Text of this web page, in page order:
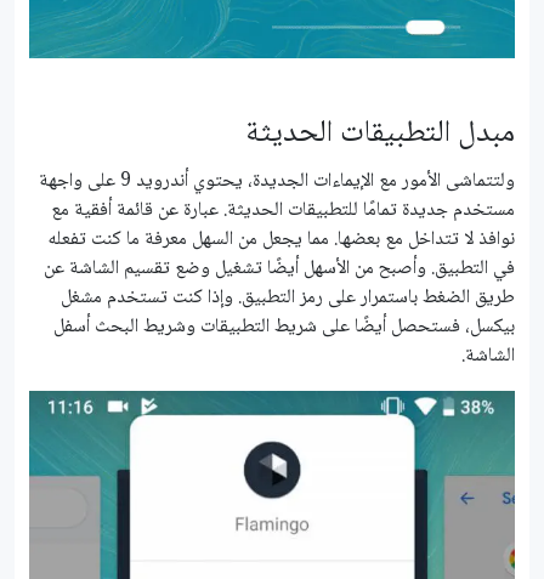
مبدل التطبيقات الحديثة
ولتتماشى الأمور مع الإيماءات الجديدة، يحتوي أندرويد 9 على واجهة
مستخدم جديدة تمامًا للتطبيقات الحديثة. عبارة عن قائمة أفقية مع
نوافذ لا تتداخل مع بعضها. مما يجعل من السهل معرفة ما كنت تفعله
في التطبيق. وأصبح من الأسهل أيضًا تشغيل وضع تقسيم الشاشة عن
طريق الضغط باستمرار على رمز التطبيق. وإذا كنت تستخدم مشغل
بيكسل، فستحصل أيضًا على شريط التطبيقات وشريط البحث أسفل
الشاشة.